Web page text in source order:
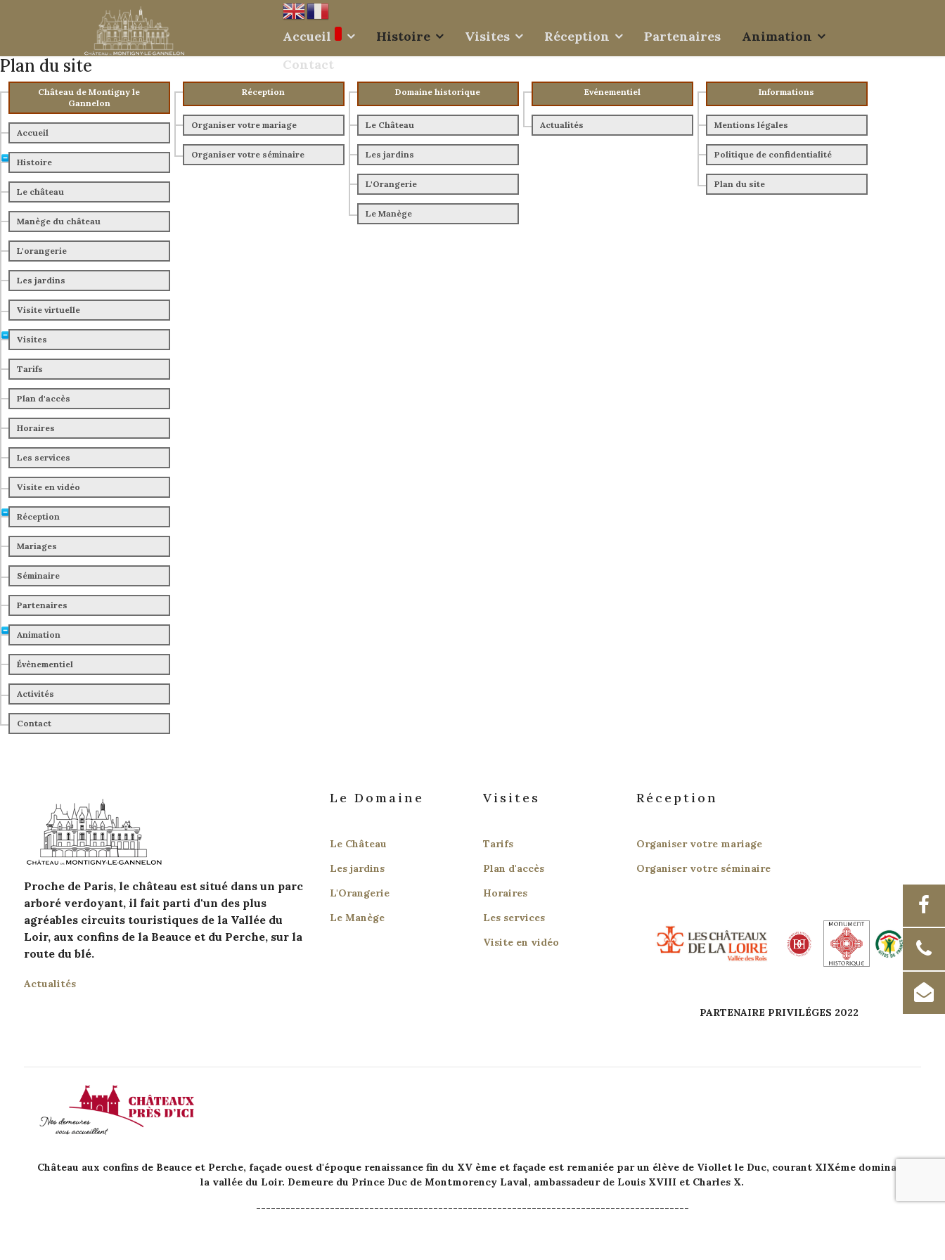
Accueil Histoire Visites Réception Partenaires
Animation
Contact
Plan du site
Château de Montigny le
Gannelon
Accueil
Histoire
Le château
Manège du château
L'orangerie
Les jardins
Visite virtuelle
Visites
Tarifs
Plan d'accès
Horaires
Les services
Visite en vidéo
Réception
Mariages
Séminaire
Partenaires
Animation
Évènementiel
Activités
Contact
Réception
Organiser votre mariage
Organiser votre séminaire
Domaine historique
Le Château
Les jardins
L'Orangerie
Le Manège
Evénementiel
Actualités
Informations
Mentions légales
Politique de confidentialité
Plan du site
Proche de Paris, le château est situé dans un parc
arboré verdoyant, il fait parti d'un des plus
agréables circuits touristiques de la Vallée du
Loir, aux confins de la Beauce et du Perche, sur la
route du blé.
Actualités
Le Domaine
Le Château
Les jardins
L'Orangerie
Le Manège
Visites
Tarifs
Plan d'accès
Horaires
Les services
Visite en vidéo
Réception
Organiser votre mariage
Organiser votre séminaire
PARTENAIRE PRIVILÉGES 2022
Château aux confins de Beauce et Perche, façade ouest d'époque renaissance fin du XV ème et façade est remaniée par un élève de Viollet le Duc, courant XIXéme dominant
la vallée du Loir. Demeure du Prince Duc de Montmorency Laval, ambassadeur de Louis XVIII et Charles X.
----------------------------------------------------------------------------------------